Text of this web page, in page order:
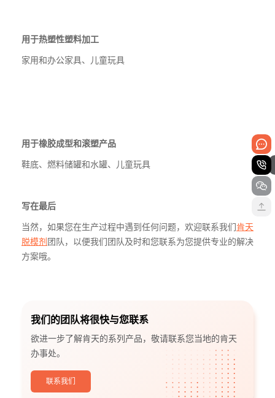
用于热塑性塑料加工
家用和办公家具、儿童玩具
用于橡胶成型和滚塑产品
鞋底、燃料储罐和水罐、儿童玩具
写在最后
当然，如果您在生产过程中遇到任何问题，欢迎联系我们 肯天
脱模剂 团队，以便我们团队及时和您联系为您提供专业的解决
方案哦。
我们的团队将很快与您联系
欲进一步了解肯天的系列产品，敬请联系您当地的肯天
办事处。
联系我们